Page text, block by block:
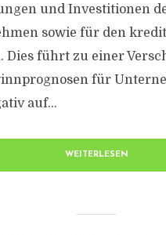
und Investitionen
sowie für den
Dies führt zu einer
für
auf...
WEITERLESEN